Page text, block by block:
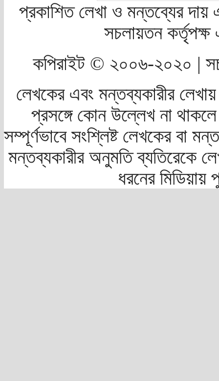
প্রকাশিত লেখা ও মন্তব্যের দায়
সচলায়তন
কপিরাইট © ২০০৬-২০২০ |
লেখকের এবং মন্তব্যকারীর
প্রসঙ্গে কোন উল্লেখ না
সম্পূর্ণভাবে সংশ্লিষ্ট লেখকের বা
মন্তব্যকারীর অনুমতি ব্যতিরেকে
ধরনের মিডিয়ায়